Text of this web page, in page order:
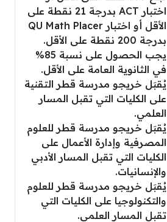
اختبار ACT بدرجة 21 نقطة على
الأقل أو اختبار QU Math Placer
بدرجة 200 نقطة على الأقل.
يجب الحصول على نسبة 85%
في الثانوية العامة على الأقل.
يُقبَل خريجو مدرسة قطر التقنية
على الكليات التي تقبل المسار
العلمي.
يُقبَل خريجو مدرسة قطر للعلوم
المصرفية وإدارة الأعمال على
الكليات التي تقبل المسار الأدبي
والإنسانيات.
يُقبَل خريجو مدرسة قطر للعلوم
والتكنولوجيا على الكليات التي
تقبل المسار العلمي.